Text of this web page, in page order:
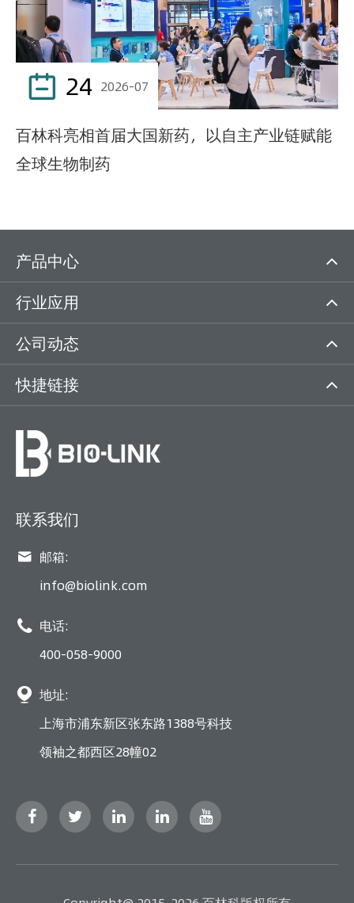
 24 2026-07
百林科亮相首届大国新药，以自主产业链赋能
全球生物制药
产品中心
行业应用
公司动态
快捷链接
联系我们
 邮箱:
info@biolink.com
 电话:
400-058-9000
 地址:
上海市浦东新区张东路1388号科技
领袖之都西区28幢02